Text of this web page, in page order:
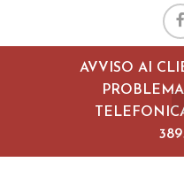
AVVISO AI
Galleria La Persia 2025